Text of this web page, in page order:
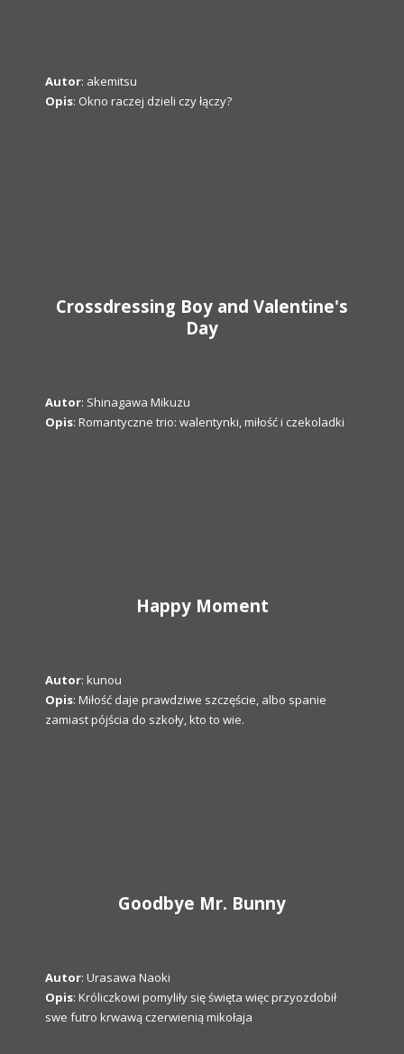
Autor: akemitsu
Opis: Okno raczej dzieli czy łączy?
Crossdressing Boy and Valentine's
Day
Autor: Shinagawa Mikuzu
Opis: Romantyczne trio: walentynki, miłość i czekoladki
Happy Moment
Autor: kunou
Opis: Miłość daje prawdziwe szczęście, albo spanie
zamiast pójścia do szkoły, kto to wie.
Goodbye Mr. Bunny
Autor: Urasawa Naoki
Opis: Króliczkowi pomyliły się święta więc przyozdobił
swe futro krwawą czerwienią mikołaja